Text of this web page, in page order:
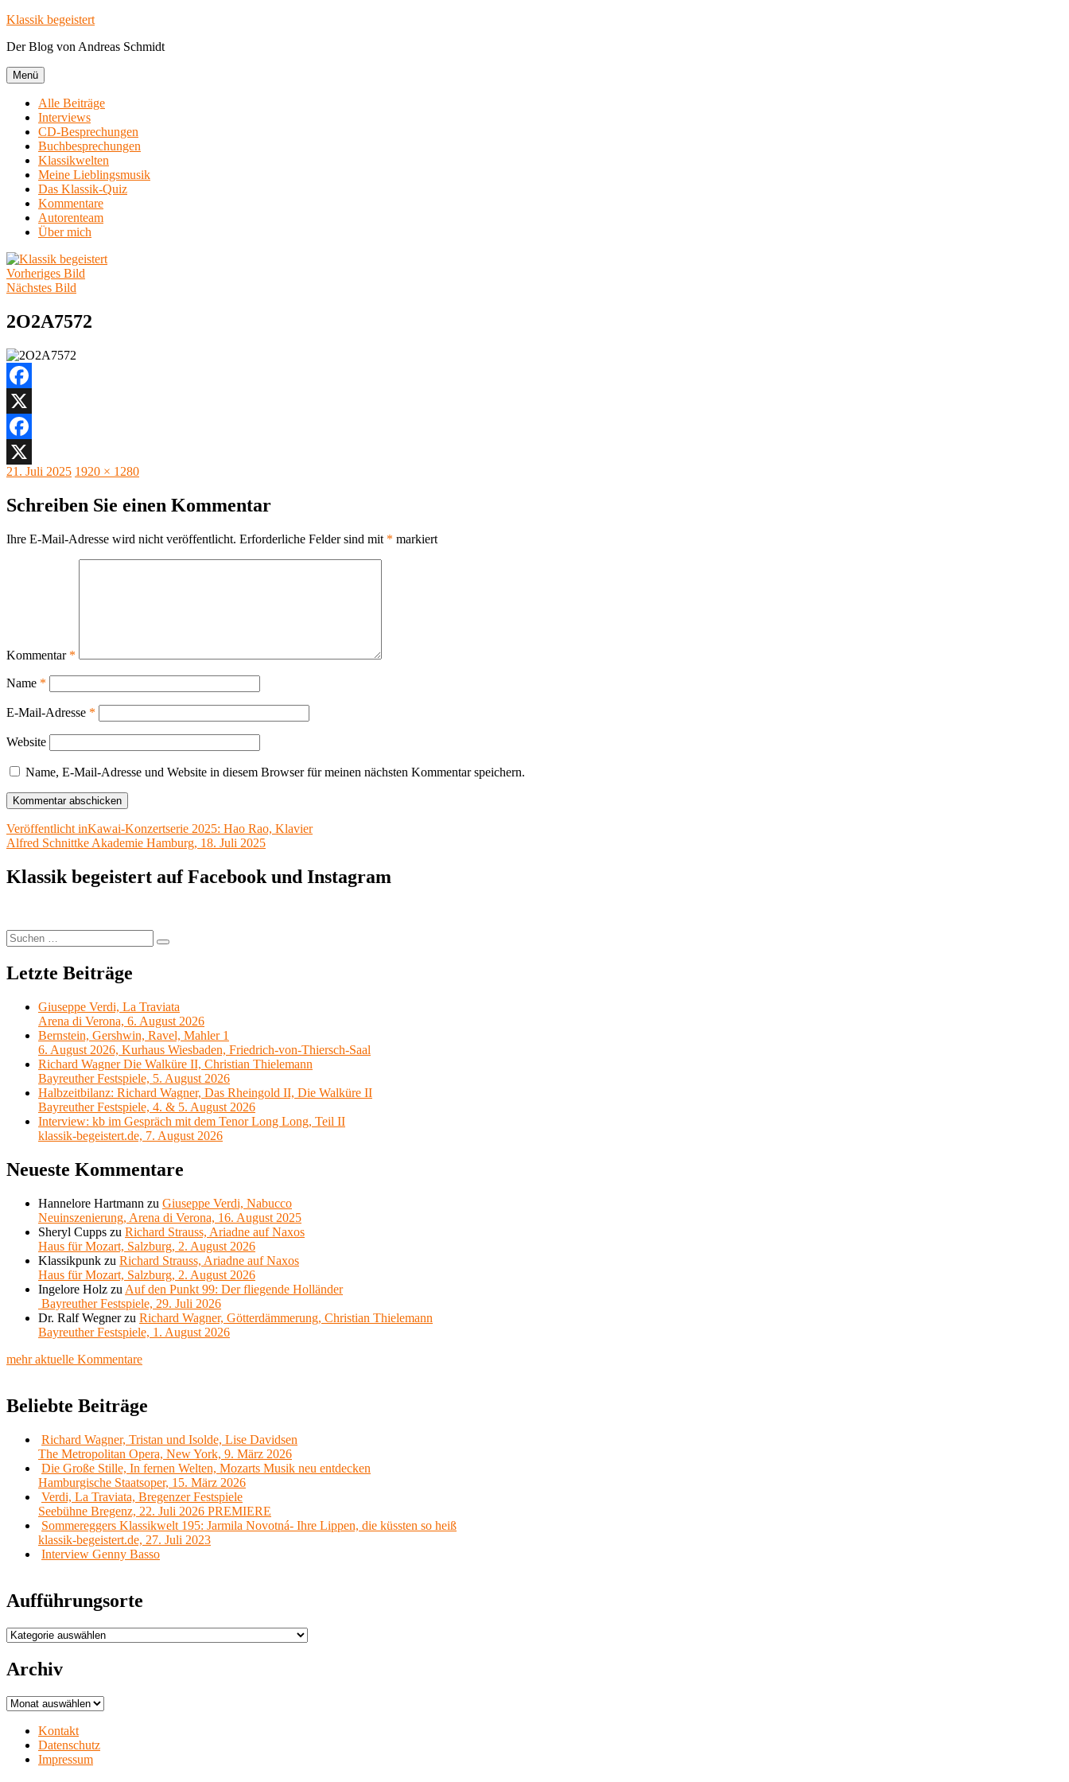
Zum
springen
Klassik begeistert
Der Blog von Andreas Schmidt
Menü
Alle Beiträge
Interviews
CD-Besprechungen
Buchbesprechungen
Klassikwelten
Meine Lieblingsmusik
Das Klassik-Quiz
Kommentare
Autorenteam
Über mich
Vorheriges Bild
Nächstes Bild
2O2A7572
Facebook
X
Facebook
X
Veröffentlicht
21. Juli 2025 Originalgröße
1920 × 1280
Schreiben Sie einen Kommentar
Ihre E-Mail-Adresse wird nicht veröffentlicht. Erforderliche Felder sind mit * markiert
Kommentar *
Name *
E-Mail-Adresse *
Website
Name, E-Mail-Adresse und Website in diesem Browser für meinen nächsten Kommentar speichern.
Beitragsnavigation
Veröffentlicht inKawai-Konzertserie 2025: Hao Rao, Klavier
Alfred Schnittke Akademie Hamburg, 18. Juli 2025
Klassik begeistert auf Facebook und Instagram
Suchen
nach:
Suchen
Letzte Beiträge
Giuseppe Verdi, La Traviata
Arena di Verona, 6. August 2026
Bernstein, Gershwin, Ravel, Mahler 1
6. August 2026, Kurhaus Wiesbaden, Friedrich-von-Thiersch-Saal
Richard Wagner Die Walküre II, Christian Thielemann
Bayreuther Festspiele, 5. August 2026
Halbzeitbilanz: Richard Wagner, Das Rheingold II, Die Walküre II
Bayreuther Festspiele, 4. & 5. August 2026
Interview: kb im Gespräch mit dem Tenor Long Long, Teil II
klassik-begeistert.de, 7. August 2026
Neueste Kommentare
Hannelore Hartmann zu Giuseppe Verdi, Nabucco
Neuinszenierung, Arena di Verona, 16. August 2025
Sheryl Cupps zu Richard Strauss, Ariadne auf Naxos
Haus für Mozart, Salzburg, 2. August 2026
Klassikpunk zu Richard Strauss, Ariadne auf Naxos
Haus für Mozart, Salzburg, 2. August 2026
Ingelore Holz zu Auf den Punkt 99: Der fliegende Holländer
Bayreuther Festspiele, 29. Juli 2026
Dr. Ralf Wegnerzu Richard Wagner, Götterdämmerung, Christian Thielemann
Bayreuther Festspiele, 1. August 2026
mehr aktuelle Kommentare
Beliebte Beiträge
Richard Wagner, Tristan und Isolde, Lise Davidsen
The Metropolitan Opera, New York, 9. März 2026
Die Große Stille, In fernen Welten, Mozarts Musik neu entdecken
Hamburgische Staatsoper, 15. März 2026
Verdi, La Traviata, Bregenzer Festspiele
Seebühne Bregenz, 22. Juli 2026 PREMIERE
Sommereggers Klassikwelt 195: Jarmila Novotná- Ihre Lippen, die küssten so heiß
klassik-begeistert.de, 27. Juli 2023
Interview Genny Basso
Aufführungsorte
Aufführungsorte
Archiv
Archiv
Kontakt
Datenschutz
Impressum